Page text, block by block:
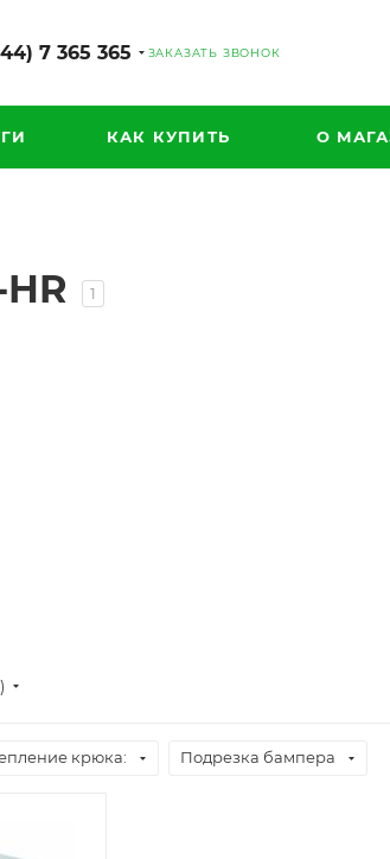
7 365 365 ЗАКАЗАТЬ ЗВОНОК
КАК КУПИТЬ О
1
крюка: Подрезка бампера